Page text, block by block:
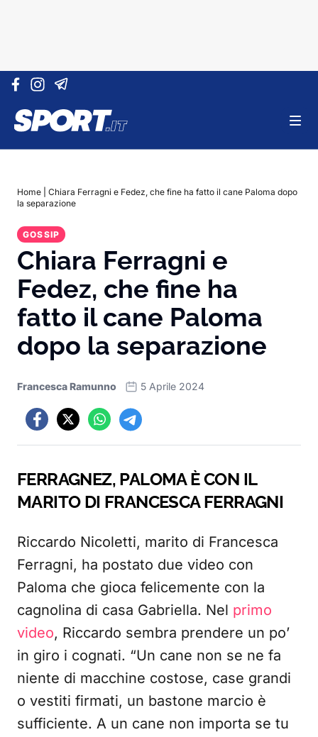
Vai al contenuto
Home
Chiara Ferragni e Fedez, che fine ha fatto il cane Paloma dopo
la separazione
GOSSIP
Chiara Ferragni e
Fedez, che fine ha
fatto il cane Paloma
dopo la separazione
Francesca Ramunno 5 Aprile 2024
FERRAGNEZ, PALOMA È CON IL
MARITO DI FRANCESCA FERRAGNI
Riccardo Nicoletti, marito di Francesca
Ferragni, ha postato due video con
Paloma che gioca felicemente con la
cagnolina di casa Gabriella. Nel primo
video, Riccardo sembra prendere un po’
in giro i cognati. “Un cane non se ne fa
niente di macchine costose, case grandi
o vestiti firmati, un bastone marcio è
sufficiente. A un cane non importa se tu